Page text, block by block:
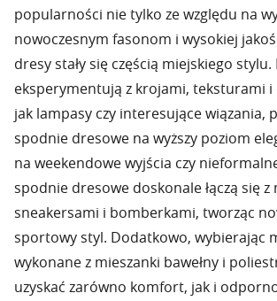
popularności nie tylko ze względu na
nowoczesnym fasonom i wysokiej
dresy stały się częścią miejskiego
eksperymentują z krojami, teksturami
jak lampasy czy interesujące wiązania,
spodnie dresowe na wyższy poziom
na weekendowe wyjścia czy
spodnie dresowe doskonale łączą się
sneakersami i bomberkami, tworząc
sportowy styl. Dodatkowo, wybierając
wykonane z mieszanki bawełny i
uzyskać zarówno komfort, jak i